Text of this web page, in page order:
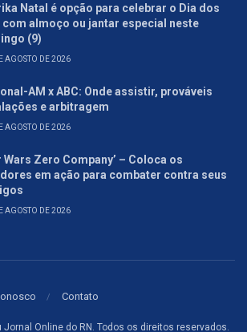
Natal é opção para celebrar o Dia dos
com almoço ou jantar especial neste
(9)
AGOSTO DE 2026
AM x ABC: Onde assistir, prováveis
e arbitragem
AGOSTO DE 2026
Wars Zero Company’ – Coloca os
em ação para combater contra seus
AGOSTO DE 2026
Contato
Jornal Online do RN. Todos os direitos reservados.